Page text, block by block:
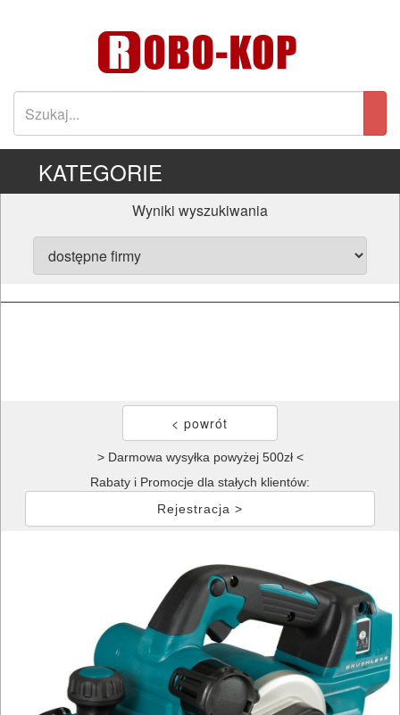
KATEGORIE
Wyniki wyszukiwania
> Darmowa wysyłka powyżej 500zł <
Rabaty i Promocje dla stałych klientów:
Rejestracja >